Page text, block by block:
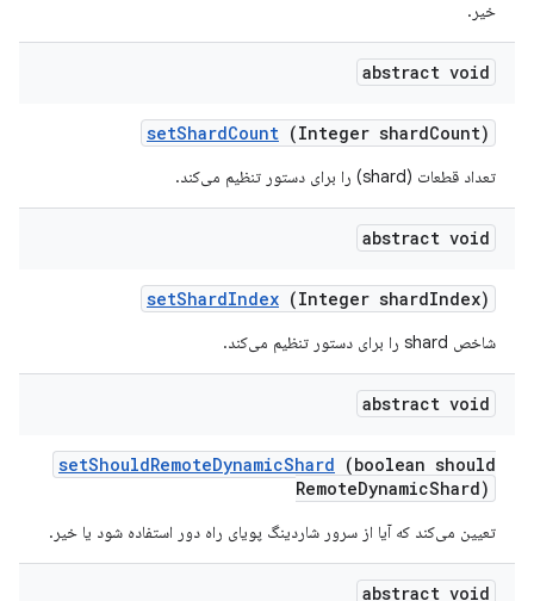
خیر.
abstract void
setShardCount (Integer shardCount)
تعداد قطعات (shard) را برای دستور تنظیم می‌کند.
abstract void
setShardIndex (Integer shardIndex)
شاخص shard را برای دستور تنظیم می‌کند.
abstract void
setShouldRemoteDynamicShard (boolean should
RemoteDynamicShard)
تعیین می‌کند که آیا از سرور شاردینگ پویای راه دور استفاده شود یا خیر.
abstract void